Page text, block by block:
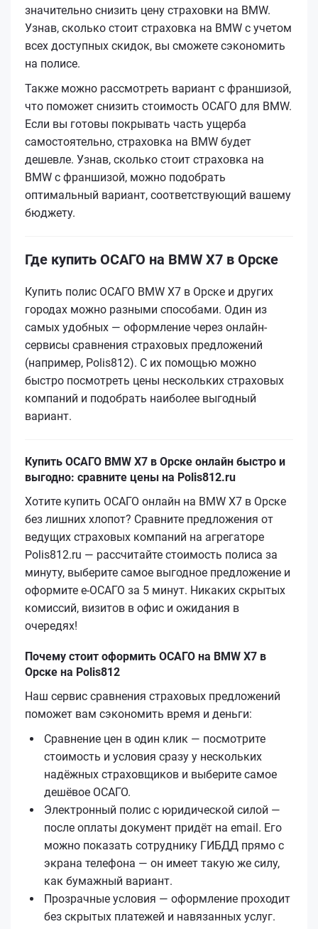
значительно снизить цену страховки на BMW.
Узнав, сколько стоит страховка на BMW с учетом
всех доступных скидок, вы сможете сэкономить
на полисе.
Также можно рассмотреть вариант с франшизой,
что поможет снизить стоимость ОСАГО для BMW.
Если вы готовы покрывать часть ущерба
самостоятельно, страховка на BMW будет
дешевле. Узнав, сколько стоит страховка на
BMW с франшизой, можно подобрать
оптимальный вариант, соответствующий вашему
бюджету.
Где купить ОСАГО на BMW X7 в Орске
Купить полис ОСАГО BMW X7 в Орске и других
городах можно разными способами. Один из
самых удобных — оформление через онлайн-
сервисы сравнения страховых предложений
(например, Polis812). С их помощью можно
быстро посмотреть цены нескольких страховых
компаний и подобрать наиболее выгодный
вариант.
Купить ОСАГО BMW X7 в Орске онлайн быстро и
выгодно: сравните цены на Polis812.ru
Хотите купить ОСАГО онлайн на BMW X7 в Орске
без лишних хлопот? Сравните предложения от
ведущих страховых компаний на агрегаторе
Polis812.ru — рассчитайте стоимость полиса за
минуту, выберите самое выгодное предложение и
оформите е‑ОСАГО за 5 минут. Никаких скрытых
комиссий, визитов в офис и ожидания в
очередях!
Почему стоит оформить ОСАГО на BMW X7 в
Орске на Polis812
Наш сервис сравнения страховых предложений
поможет вам сэкономить время и деньги:
Сравнение цен в один клик — посмотрите
стоимость и условия сразу у нескольких
надёжных страховщиков и выберите самое
дешёвое ОСАГО.
Электронный полис с юридической силой —
после оплаты документ придёт на email. Его
можно показать сотруднику ГИБДД прямо с
экрана телефона — он имеет такую же силу,
как бумажный вариант.
Прозрачные условия — оформление проходит
без скрытых платежей и навязанных услуг.